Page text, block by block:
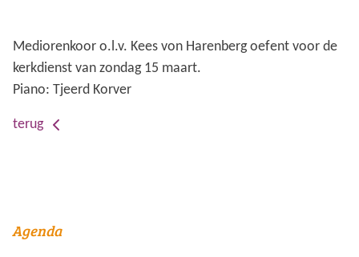
Mediorenkoor o.l.v. Kees von Harenberg oefent voor de
kerkdienst van zondag 15 maart.
Piano: Tjeerd Korver
terug
Agenda